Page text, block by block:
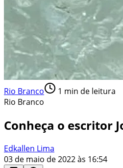
Rio Branco 1 min de leitura
Rio Branco
Conheça o escritor
Edkallen Lima
03 de maio de 2022 às 16:54